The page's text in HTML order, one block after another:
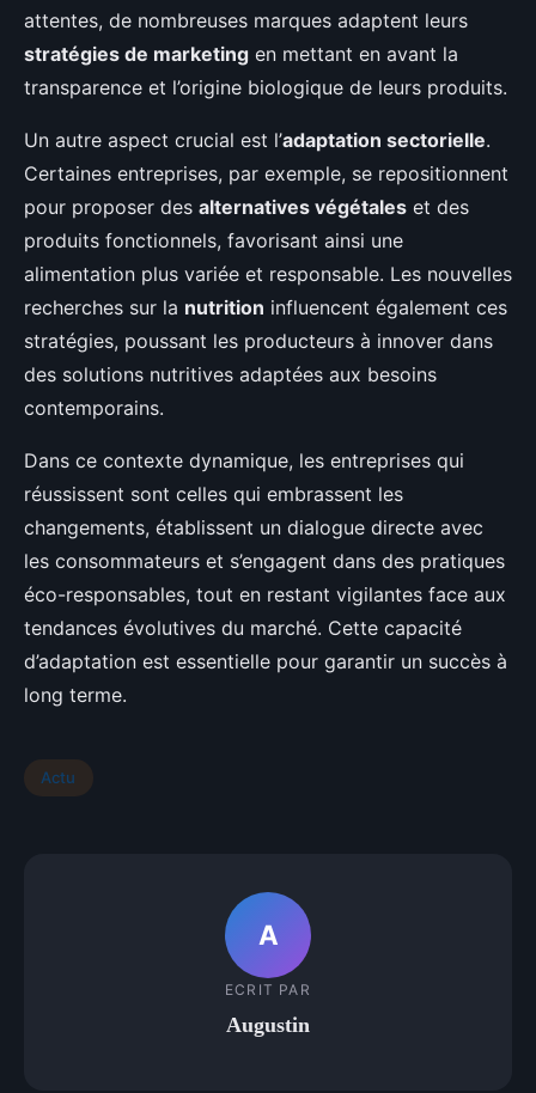
attentes, de nombreuses marques adaptent leurs
stratégies de marketing en mettant en avant la
transparence et l’origine biologique de leurs produits.
Un autre aspect crucial est l’adaptation sectorielle.
Certaines entreprises, par exemple, se repositionnent
pour proposer des alternatives végétales et des
produits fonctionnels, favorisant ainsi une
alimentation plus variée et responsable. Les nouvelles
recherches sur la nutrition influencent également ces
stratégies, poussant les producteurs à innover dans
des solutions nutritives adaptées aux besoins
contemporains.
Dans ce contexte dynamique, les entreprises qui
réussissent sont celles qui embrassent les
changements, établissent un dialogue directe avec
les consommateurs et s’engagent dans des pratiques
éco-responsables, tout en restant vigilantes face aux
tendances évolutives du marché. Cette capacité
d’adaptation est essentielle pour garantir un succès à
long terme.
Actu
A
ECRIT PAR
Augustin